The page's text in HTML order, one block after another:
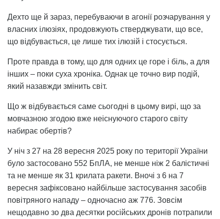
Дехто ще й зараз, перебуваючи в агонії розчарування у
власних ілюзіях, продовжують стверджувати, що все,
що відбувається, це лише тих ілюзій і стосується.
Проте правда в тому, що для одних це горе і біль, а для
інших – поки суха хроніка. Однак це точно вир подій,
який назавжди змінить світ.
Що ж відбувається саме сьогодні в цьому вирі, що за
мовчазною згодою вже неіснуючого старого світу
набирає обертів?
У ніч з 27 на 28 вересня 2025 року по території України
було застосовано 552 БпЛА, не менше ніж 2 балістичні
та не менше як 31 крилата ракети. Вночі з 6 на 7
вересня зафіксовано найбільше застосування засобів
повітряного нападу – одночасно аж 776. Зовсім
нещодавно зо два десятки російських дронів потрапили